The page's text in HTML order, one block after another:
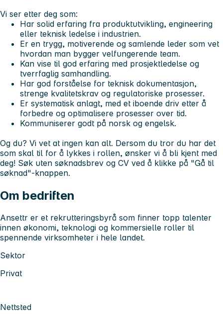
Vi ser etter deg som:
Har solid erfaring fra produktutvikling, engineering
eller teknisk ledelse i industrien.
Er en trygg, motiverende og samlende leder som vet
hvordan man bygger velfungerende team.
Kan vise til god erfaring med prosjektledelse og
tverrfaglig samhandling.
Har god forståelse for teknisk dokumentasjon,
strenge kvalitetskrav og regulatoriske prosesser.
Er systematisk anlagt, med et iboende driv etter å
forbedre og optimalisere prosesser over tid.
Kommuniserer godt på norsk og engelsk.
Og du? Vi vet at ingen kan alt. Dersom du tror du har det
som skal til for å lykkes i rollen, ønsker vi å bli kjent med
deg! Søk uten søknadsbrev og CV ved å klikke på "Gå til
søknad"-knappen.
Om bedriften
Ansettr er et rekrutteringsbyrå som finner topp talenter
innen økonomi, teknologi og kommersielle roller til
spennende virksomheter i hele landet.
Sektor
Privat
Nettsted